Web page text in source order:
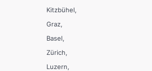
Kitzbühel
Graz
Basel
Zürich
Luzern